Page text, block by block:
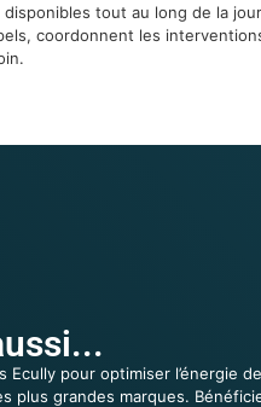
tout au long de la
coordonnent les
Ecully pour optimiser
plus grandes marques.